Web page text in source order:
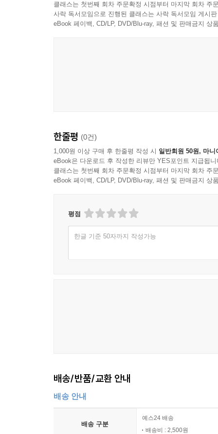
클래스는 첫번째 회차 주문확정 시점부터 마지막 회차 주
사락 독서모임으로 진행된 클래스는 사락 독서모임 게시
eBook 페이백, CD/LP, DVD/Blu-ray, 패션 및 판매금지 상
한줄평 (0건)
1,000원 이상 구매 후 한줄평 작성 시 일반회원 50원, 마니
eBook은 다운로드 후 작성한 리뷰만 YES포인트 지급됩니
클래스는 첫번째 회차 주문확정 시점부터 마지막 회차 주
eBook 페이백, CD/LP, DVD/Blu-ray, 패션 및 판매금지 상
평점
한글 기준 50자까지 작성가능
배송/반품/교환 안내
배송 안내
배송 구분
예스24 배송
배송비 : 2,500원